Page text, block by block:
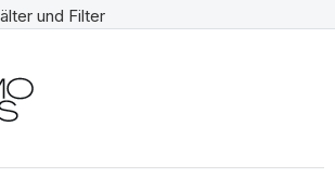
und Filter